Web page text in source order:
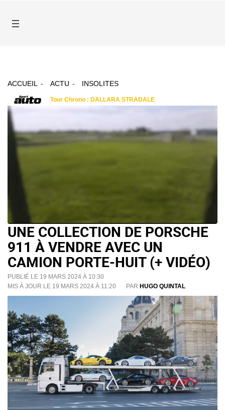
ACCUEIL ACTU INSOLITES
UNE COLLECTION DE PORSCHE
911 À VENDRE AVEC UN
CAMION PORTE-HUIT (+ VIDÉO)
PUBLIÉ LE 19 MARS 2024 À 10:30
MIS À JOUR LE 19 MARS 2024 À 11:20
PAR HUGO QUINTAL